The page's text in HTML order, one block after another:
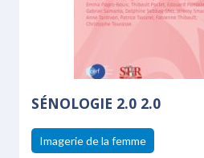
SÉNOLOGIE 2.0 2.0
Imagerie de la femme